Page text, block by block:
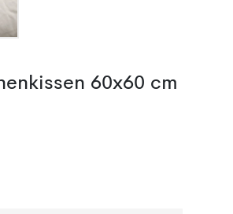
60x60 cm